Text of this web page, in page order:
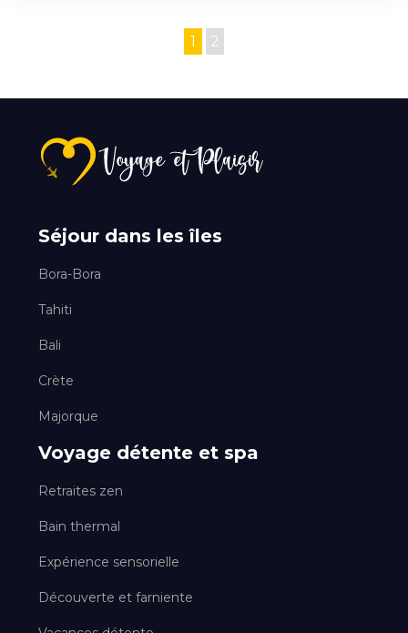
1 2
Séjour dans les îles
Bora-Bora
Tahiti
Bali
Crète
Majorque
Voyage détente et spa
Retraites zen
Bain thermal
Expérience sensorielle
Découverte et farniente